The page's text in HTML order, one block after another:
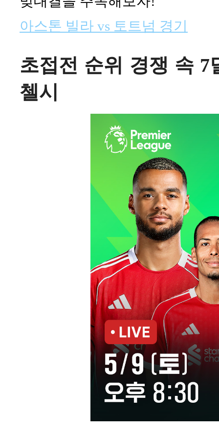
아스톤 빌라 vs 토트넘 경기
초접전 순위 경쟁 속
첼시